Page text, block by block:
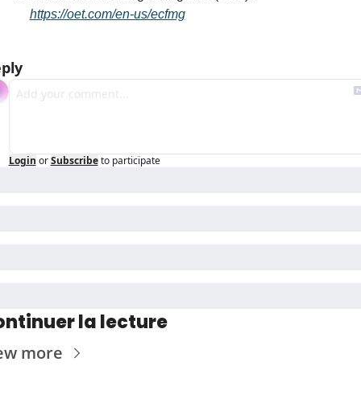
https://oet.com/en-us/ecfmg
Login or Subscribe to participate
la lecture
more